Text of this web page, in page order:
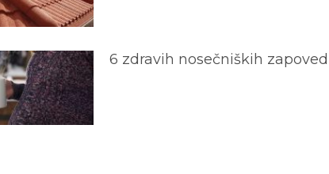
6 zdravih nosečniških